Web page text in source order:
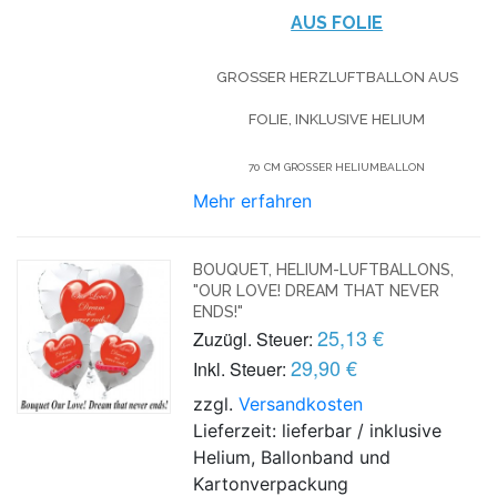
US FOLIE
GROSSER HERZLUFTBALLON AUS F
OLIE, INKLUSIVE HELIUM
70 CM GROSSER HELIUMBALLON
Mehr erfahren
BOUQUET, HELIUM-LUFTBALLONS,
"OUR LOVE! DREAM THAT NEVER
ENDS!"
Zuzügl. Steuer: 25,13 €
Inkl. Steuer: 29,90 €
zzgl.Versandkosten
Lieferzeit: lieferbar / inklusive
Helium, Ballonband und
Kartonverpackung